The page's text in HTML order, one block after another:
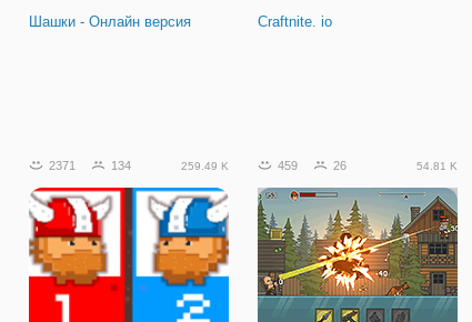
Шашки - Онлайн версия Craftnite. io
2371 134 259.49 K 459 26 54.81 K